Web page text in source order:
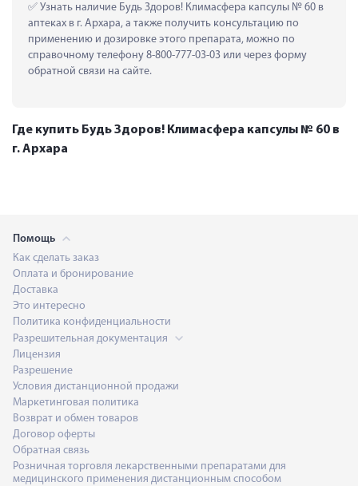
Узнать наличие Будь Здоров! Климасфера капсулы № 60 в
аптеках в г. Архара, а также получить консультацию по
применению и дозировке этого препарата, можно по
справочному телефону 8-800-777-03-03 или через форму
обратной связи на сайте.
Где купить Будь Здоров! Климасфера капсулы № 60 в
г. Архара
Помощь
Как сделать заказ
Оплата и бронирование
Доставка
Это интересно
Политика конфиденциальности
Разрешительная документация
Лицензия
Разрешение
Условия дистанционной продажи
Маркетинговая политика
Возврат и обмен товаров
Договор оферты
Обратная связь
Розничная торговля лекарственными препаратами для
медицинского применения дистанционным способом